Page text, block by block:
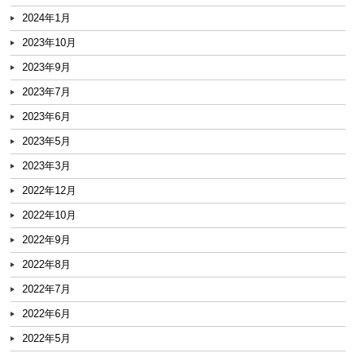
2024年1月
2023年10月
2023年9月
2023年7月
2023年6月
2023年5月
2023年3月
2022年12月
2022年10月
2022年9月
2022年8月
2022年7月
2022年6月
2022年5月